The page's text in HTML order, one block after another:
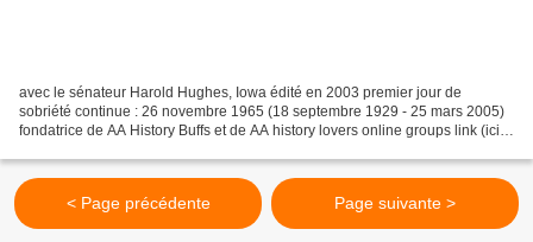
avec le sénateur Harold Hughes, Iowa édité en 2003 premier jour de
sobriété continue : 26 novembre 1965 (18 septembre 1929 - 25 mars 2005)
fondatrice de AA History Buffs et de AA history lovers online groups link (ici,
< Page précédente Page suivante >